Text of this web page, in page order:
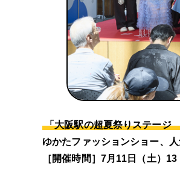
「大阪駅の超夏祭りステージ
ゆかたファッションショー、
［開催時間］7月11日（土）